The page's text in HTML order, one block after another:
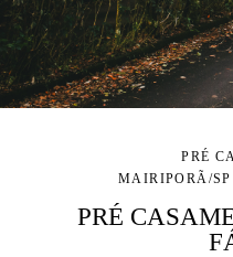
PRÉ
MAIRIPORÃ/SP
PRÉ